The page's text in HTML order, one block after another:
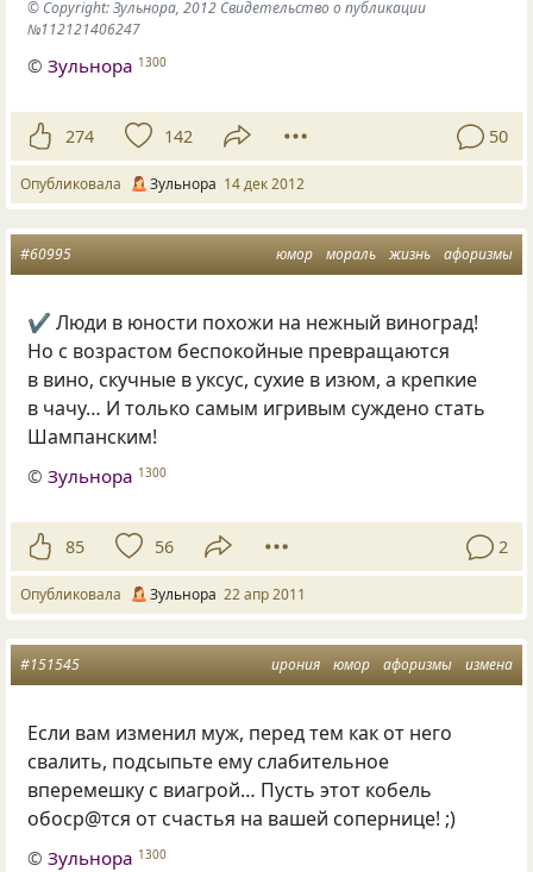
© Copyright: Зульнора, 2012 Свидетельство о публикации
№112121406247
©Зульнора 1300
274 142 50
Опубликовала Зульнора 14 дек 2012
юмор мораль жизнь афоризмы
#60995
✔ Люди в юности похожи на нежный виноград!
Но с возрастом беспокойные превращаются
в вино, скучные в уксус, сухие в изюм, а крепкие
в чачу… И только самым игривым суждено стать
Шампанским!
©Зульнора 1300
85 56 2
Опубликовала Зульнора 22 апр 2011
ирония юмор афоризмы измена
#151545
Если вам изменил муж, перед тем как от него
свалить, подсыпьте ему слабительное
вперемешку с виагрой… Пусть этот кобель
обоср@тся от счастья на вашей сопернице! ;)
©Зульнора 1300